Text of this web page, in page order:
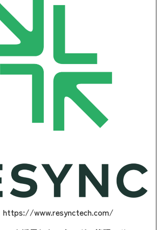
https://www.resynctech.com/